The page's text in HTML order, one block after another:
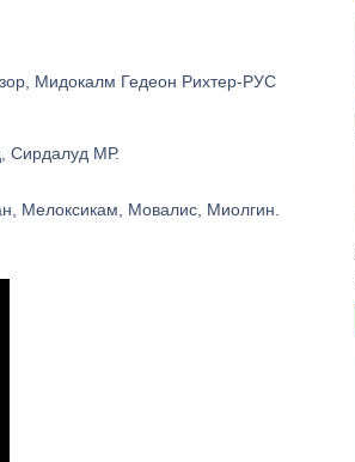
Мидокалм Гедеон Рихтер-РУС
Сирдалуд МР.
Мелоксикам, Мовалис, Миолгин.